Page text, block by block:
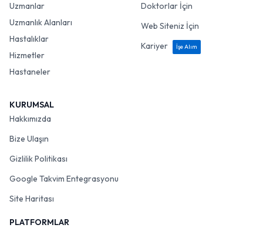
Uzmanlar
Uzmanlık Alanları
Hastalıklar
Hizmetler
Hastaneler
Doktorlar İçin
Web Siteniz İçin
Kariyer
İşe Alım
KURUMSAL
Hakkımızda
Bize Ulaşın
Gizlilik Politikası
Google Takvim Entegrasyonu
Site Haritası
PLATFORMLAR